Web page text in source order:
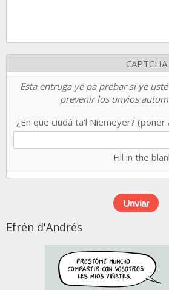
CAPTCHA
Esta entruga ye pa prebar si ye
prevenir los unvios
¿En que ciudá ta'l Niemeyer?
Fill in the
Efrén d'Andrés